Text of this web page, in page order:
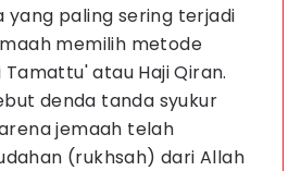
yang paling sering terjadi
memilih metode
atau Haji Qiran.
denda tanda syukur
jemaah telah
(rukhsah) dari Allah